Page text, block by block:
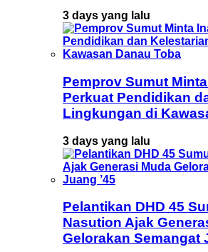
3 days yang lalu
Pemprov Sumut
Perkuat Pendidikan
Lingkungan di
3 days yang lalu
Pelantikan DHD 45
Nasution Ajak
Gelorakan Semangat